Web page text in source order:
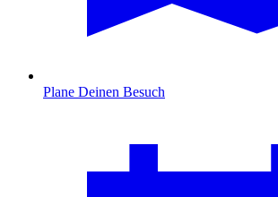
Plane Deinen Besuch